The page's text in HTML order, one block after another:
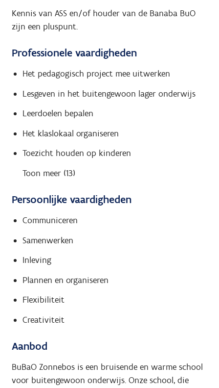
Kennis van ASS en/of houder van de Banaba BuO
zijn een pluspunt.
Professionele vaardigheden
Het pedagogisch project mee uitwerken
Lesgeven in het buitengewoon lager onderwijs
Leerdoelen bepalen
Het klaslokaal organiseren
Toezicht houden op kinderen
Toon meer (13)
Persoonlijke vaardigheden
Communiceren
Samenwerken
Inleving
Plannen en organiseren
Flexibiliteit
Creativiteit
Aanbod
BuBaO Zonnebos is een bruisende en warme school
voor buitengewoon onderwijs. Onze school, die